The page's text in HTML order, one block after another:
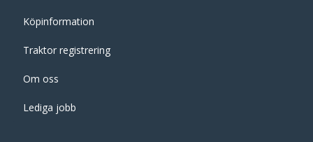
Köpinformation
Traktor registrering
Om oss
Lediga jobb